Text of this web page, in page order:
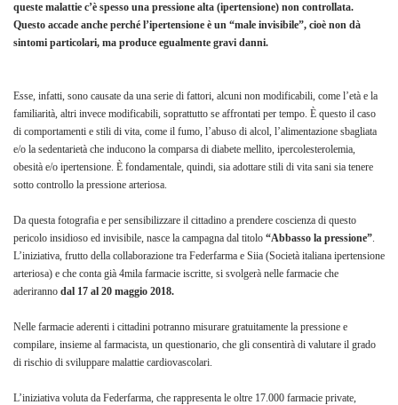
queste malattie c’è spesso una pressione alta (ipertensione) non controllata.
Questo accade anche perché l’ipertensione è un “male invisibile”, cioè non dà
sintomi particolari, ma produce egualmente gravi danni.
Esse, infatti, sono causate da una serie di fattori, alcuni non modificabili, come l’età e la
familiarità, altri invece modificabili, soprattutto se affrontati per tempo. È questo il caso
di comportamenti e stili di vita, come il fumo, l’abuso di alcol, l’alimentazione sbagliata
e/o la sedentarietà che inducono la comparsa di diabete mellito, ipercolesterolemia,
obesità e/o ipertensione. È fondamentale, quindi, sia adottare stili di vita sani sia tenere
sotto controllo la pressione arteriosa.
Da questa fotografia e per sensibilizzare il cittadino a prendere coscienza di questo
pericolo insidioso ed invisibile, nasce la campagna dal titolo “Abbasso la pressione”.
L’iniziativa, frutto della collaborazione tra Federfarma e Siia (Società italiana ipertensione
arteriosa) e che conta già 4mila farmacie iscritte, si svolgerà nelle farmacie che
aderiranno dal 17 al 20 maggio 2018.
Nelle farmacie aderenti i cittadini potranno misurare gratuitamente la pressione e
compilare, insieme al farmacista, un questionario, che gli consentirà di valutare il grado
di rischio di sviluppare malattie cardiovascolari.
L’iniziativa voluta da Federfarma, che rappresenta le oltre 17.000 farmacie private,